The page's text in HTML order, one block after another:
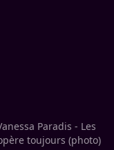
Paradis - Les
toujours (photo)